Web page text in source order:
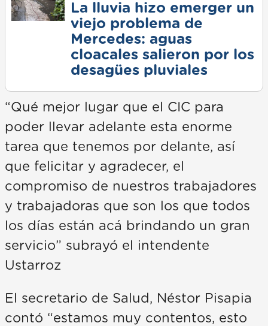
La lluvia hizo emerger un
viejo problema de
Mercedes: aguas
cloacales salieron por los
desagües pluviales
“Qué mejor lugar que el CIC para
poder llevar adelante esta enorme
tarea que tenemos por delante, así
que felicitar y agradecer, el
compromiso de nuestros trabajadores
y trabajadoras que son los que todos
los días están acá brindando un gran
servicio” subrayó el intendente
Ustarroz
El secretario de Salud, Néstor Pisapia
contó “estamos muy contentos, esto